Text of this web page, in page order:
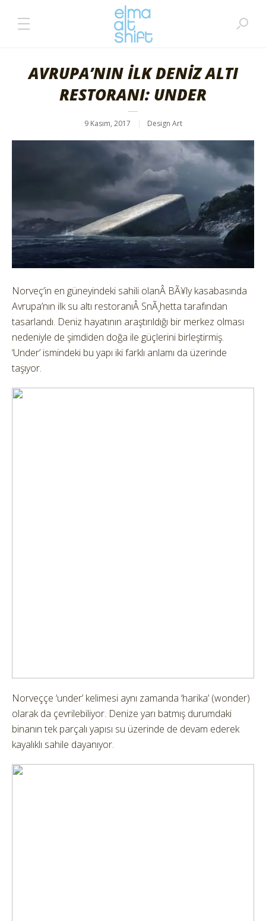
AVRUPA’NIN İLK DENİZ ALTI
RESTORANI: UNDER
9 Kasım, 2017 Design Art
Norveç’in en güneyindeki sahili olanÂ BÃ¥ly kasabasında
Avrupa’nın ilk su altı restoranıÂ SnÃ¸hetta tarafından
tasarlandı. Deniz hayatının araştırıldığı bir merkez olması
nedeniyle de şimdiden doğa ile güçlerini birleştirmiş.
‘Under’ ismindeki bu yapı iki farklı anlamı da üzerinde
taşıyor.
Norveççe ‘under’ kelimesi aynı zamanda ‘harika’ (wonder)
olarak da çevrilebiliyor. Denize yarı batmış durumdaki
binanın tek parçalı yapısı su üzerinde de devam ederek
kayalıklı sahile dayanıyor.